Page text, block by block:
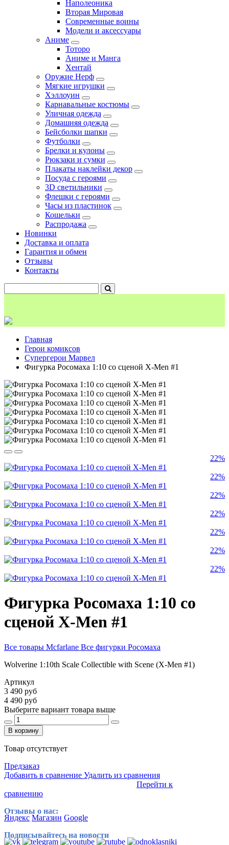
Наполеоника
Вторая Мировая
Современные воины
Модели и аксессуары
Аниме
Тоторо
Аниме и Манга
Хентай
Оружие Нерф
Мягкие игрушки
Хэллоуин
Карнавальные костюмы
Уличная одежда
Домашняя одежда
Бейсболки шапки
Футболки
Брелки и кулоны
Рюкзаки и сумки
Плакаты наклейки декор
Посуда с героями
3D светильники
Флешки с героями
Часы из пластинок
Кошельки
Распродажа
Новинки
Доставка и оплата
Гарантия и обмен
Отзывы
Контакты
Главная
Герои комиксов
Супергерои Марвел
Фигурка Росомаха 1:10 со сценой X-Men #1
22%
22%
22%
22%
22%
22%
22%
Фигурка Росомаха 1:10 со
сценой X-Men #1
Все товары Mcfarlane Все фигурки Росомаха
Wolverine 1:10th Scale Collectible with Scene (X-Men #1)
Артикул
3 490 руб
4 490 руб
Выберите вариант товара выше
В корзину
Товар отсутствует
Предзаказ
Добавить в сравнение Удалить из сравнения
Перейти к
сравнению
Отзывы о нас:
Яндекс Магазин Google
Подписывайтесь на новости